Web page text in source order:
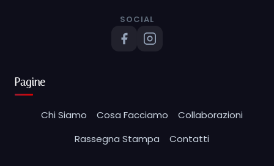
SOCIAL
Pagine
Chi Siamo Cosa Facciamo
Collaborazioni
Rassegna Stampa
Contatti